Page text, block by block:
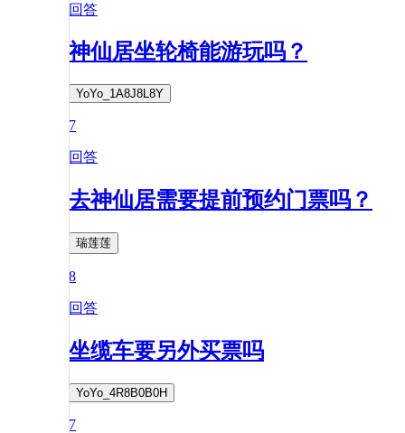
回答
神仙居坐轮椅能游玩吗？
YoYo_1A8J8L8Y
7
回答
去神仙居需要提前预约门票吗？
瑞莲莲
8
回答
坐缆车要另外买票吗
YoYo_4R8B0B0H
7